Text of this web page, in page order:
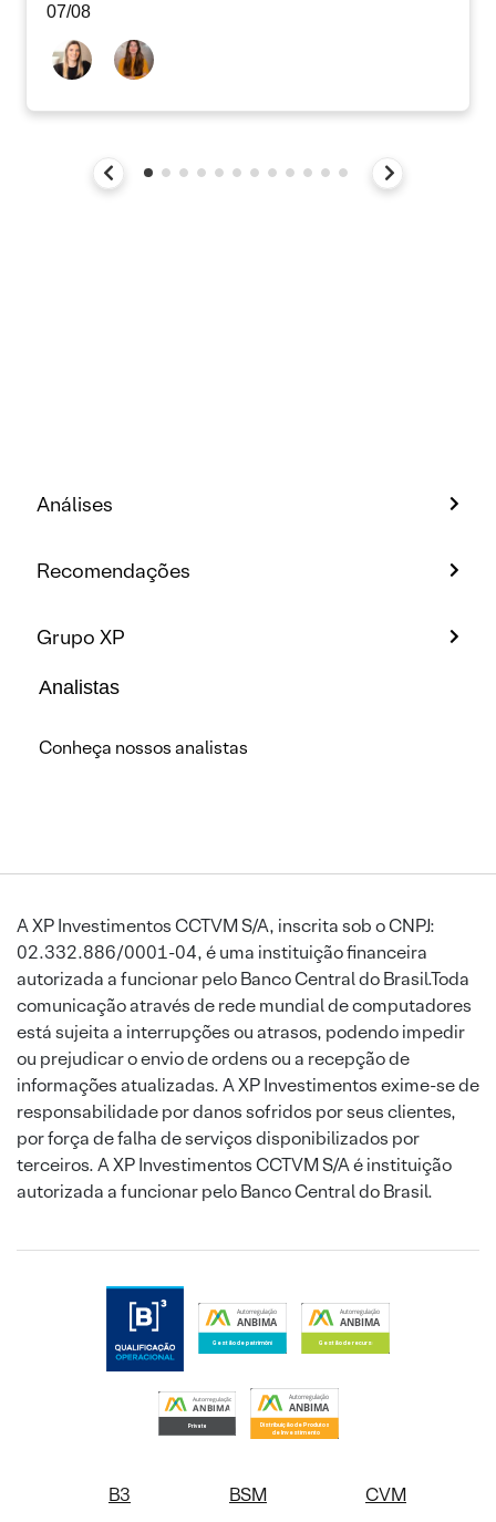
07/08
Análises
Recomendações
Grupo XP
Analistas
Conheça nossos analistas
A XP Investimentos CCTVM S/A, inscrita sob o CNPJ:
02.332.886/0001-04, é uma instituição financeira
autorizada a funcionar pelo Banco Central do Brasil.Toda
comunicação através de rede mundial de computadores
está sujeita a interrupções ou atrasos, podendo impedir
ou prejudicar o envio de ordens ou a recepção de
informações atualizadas. A XP Investimentos exime-se de
responsabilidade por danos sofridos por seus clientes,
por força de falha de serviços disponibilizados por
terceiros. A XP Investimentos CCTVM S/A é instituição
autorizada a funcionar pelo Banco Central do Brasil.
B3 BSM CVM